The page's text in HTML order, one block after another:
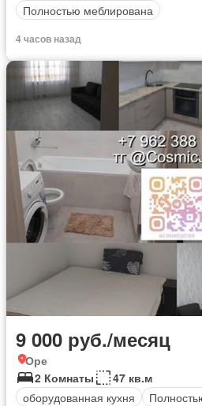
Полностью меблирована
4 часов назад
9 000 руб./месяц
Оре
2 Комнаты
47 кв.м
оборудованная кухня